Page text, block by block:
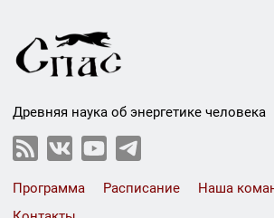
Древняя наука об энергетике человека
Программа Расписание Наша